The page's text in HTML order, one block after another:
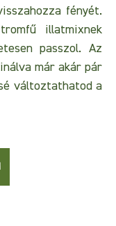
fényét.
illatmixnek
passzol. Az
már akár pár
változtathatod a